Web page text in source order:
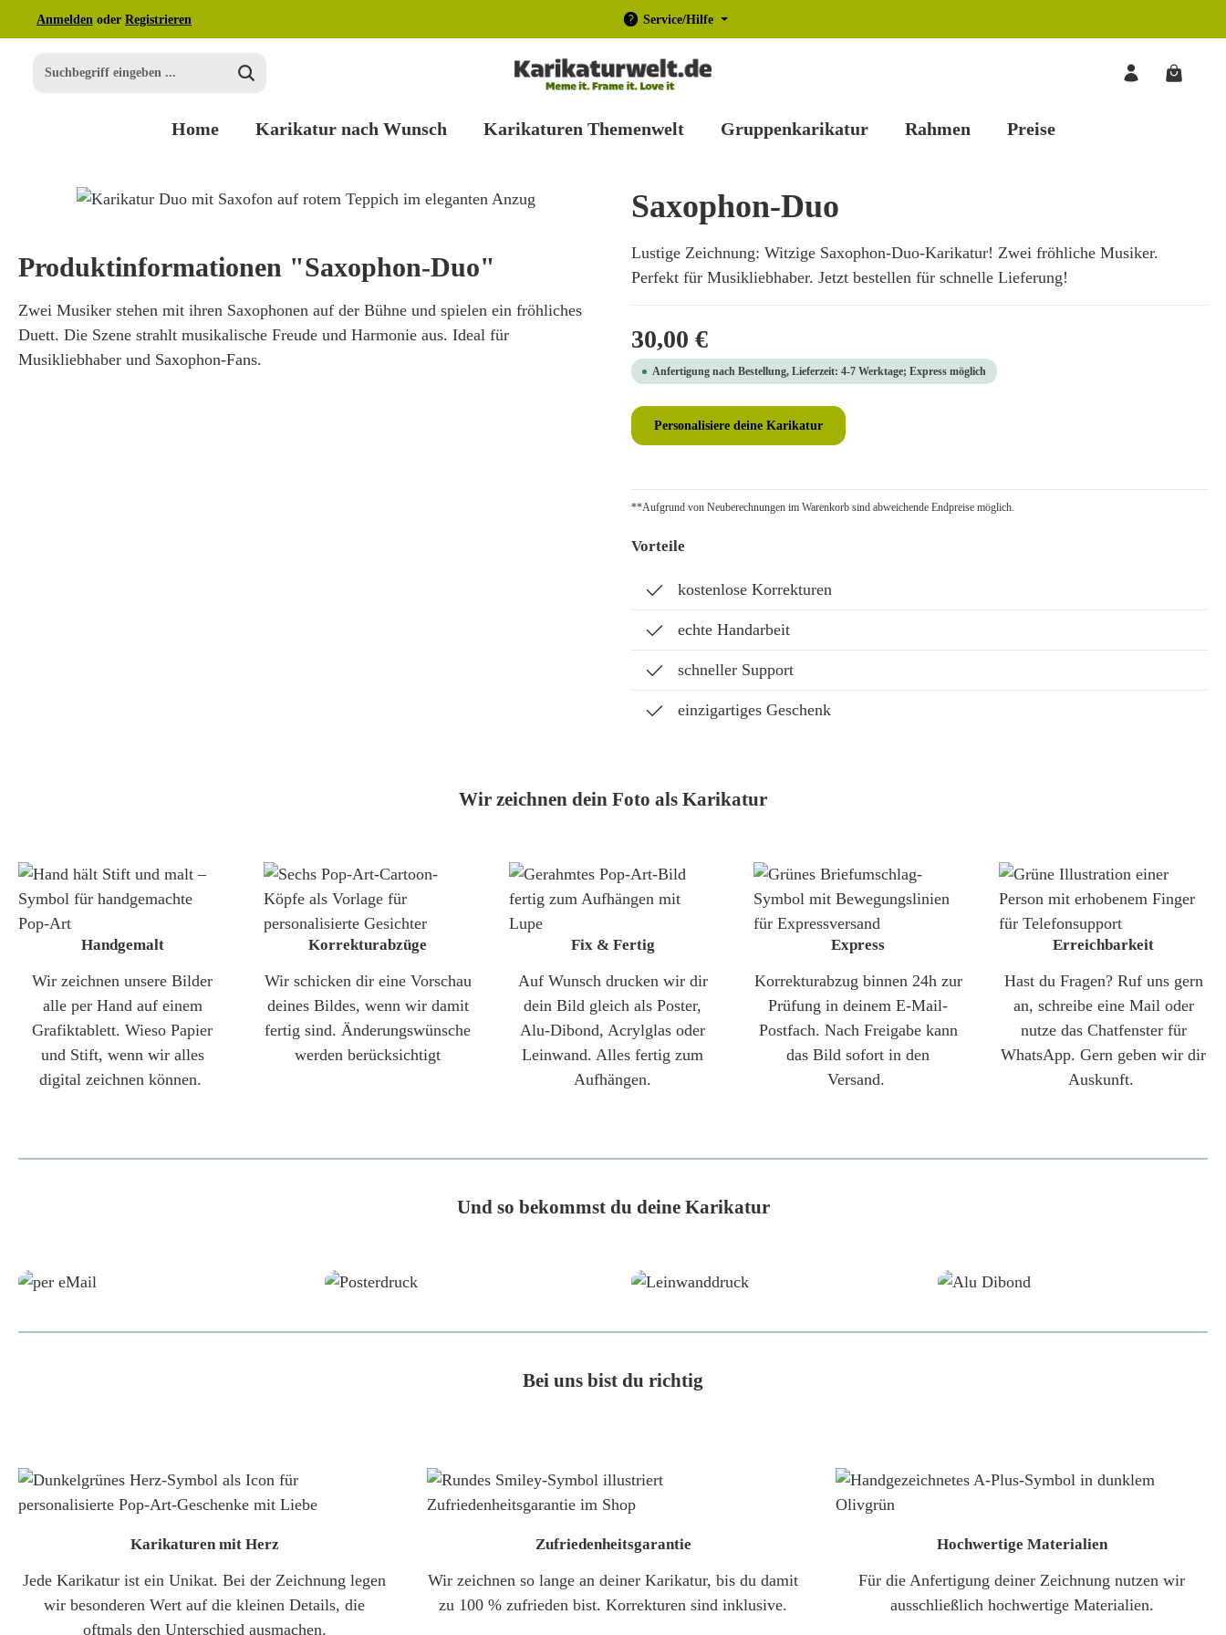
Hauptinhalt springen
Zur Suche springen
Zur Hauptnavigation springen
Anmelden oder Registrieren Service/Hilfe
Home Karikatur nach Wunsch Karikaturen Themenwelt Gruppenkarikatur Rahmen Preise
Bildergalerie überspringen Saxophon-Duo
Lustige Zeichnung: Witzige Saxophon-Duo-Karikatur! Zwei fröhliche Musiker.
Perfekt für Musikliebhaber. Jetzt bestellen für schnelle Lieferung!
Regulärer Preis:
30,00 €
Anfertigung nach Bestellung, Lieferzeit: 4-7 Werktage; Express möglich
Personalisiere deine Karikatur
**Aufgrund von Neuberechnungen im Warenkorb sind abweichende Endpreise möglich.
Vorteile
kostenlose Korrekturen
echte Handarbeit
schneller Support
einzigartiges Geschenk
Produktinformationen "Saxophon-Duo"
Zwei Musiker stehen mit ihren Saxophonen auf der Bühne und spielen ein fröhliches
Duett. Die Szene strahlt musikalische Freude und Harmonie aus. Ideal für
Musikliebhaber und Saxophon-Fans.
Wir zeichnen dein Foto als Karikatur
Handgemalt
Wir zeichnen unsere Bilder
alle per Hand auf einem
Grafiktablett. Wieso Papier
und Stift, wenn wir alles
digital zeichnen können.
Korrekturabzüge
Wir schicken dir eine Vorschau
deines Bildes, wenn wir damit
fertig sind. Änderungswünsche
werden berücksichtigt
Fix & Fertig
Auf Wunsch drucken wir dir
dein Bild gleich als Poster,
Alu-Dibond, Acrylglas oder
Leinwand. Alles fertig zum
Aufhängen.
Express
Korrekturabzug binnen 24h zur
Prüfung in deinem E-Mail-
Postfach. Nach Freigabe kann
das Bild sofort in den
Versand.
Erreichbarkeit
Hast du Fragen? Ruf uns gern
an, schreibe eine Mail oder
nutze das Chatfenster für
WhatsApp. Gern geben wir dir
Auskunft.
Und so bekommst du deine Karikatur
Bei uns bist du richtig
Karikaturen mit Herz
Jede Karikatur ist ein Unikat. Bei der Zeichnung legen
wir besonderen Wert auf die kleinen Details, die
oftmals den Unterschied ausmachen.
Zufriedenheitsgarantie
Wir zeichnen so lange an deiner Karikatur, bis du damit
zu 100 % zufrieden bist. Korrekturen sind inklusive.
Hochwertige Materialien
Für die Anfertigung deiner Zeichnung nutzen wir
ausschließlich hochwertige Materialien.